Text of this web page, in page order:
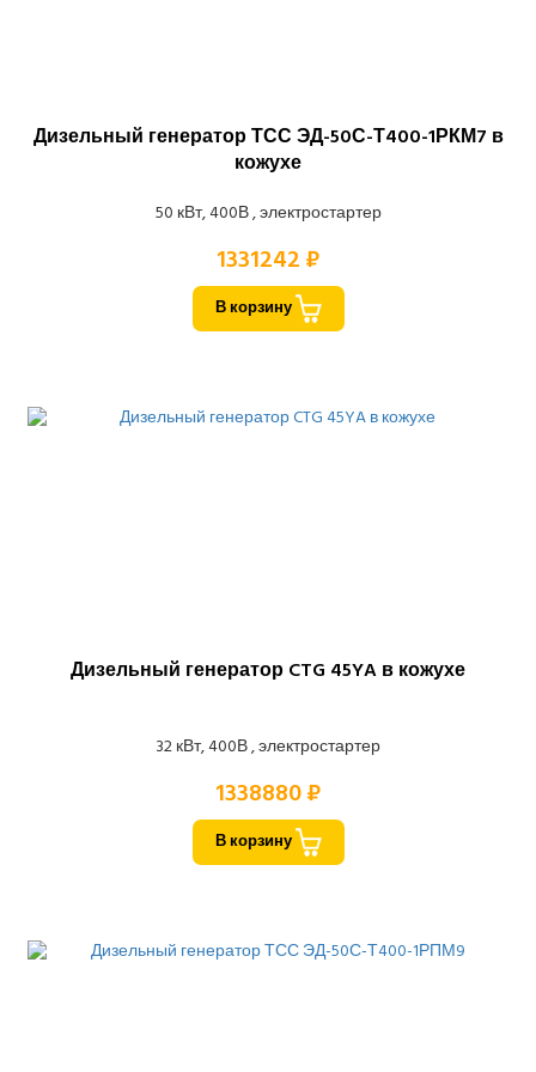
Дизельный генератор ТСС ЭД-50С-Т400-1РКМ7 в
кожухе
50 кВт, 400В , электростартер
1331242 ₽
В корзину
Дизельный генератор CTG 45YA в кожухе
32 кВт, 400В , электростартер
1338880 ₽
В корзину